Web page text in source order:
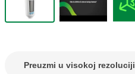
Preuzmi u visokoj rezoluciji